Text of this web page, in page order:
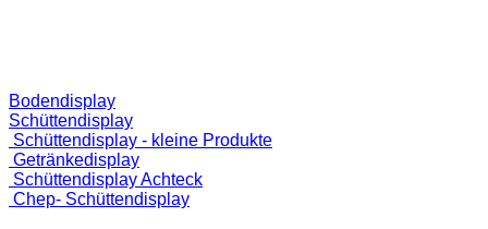
Bodendisplay
Schüttendisplay
Schüttendisplay - kleine Produkte
Getränkedisplay
Schüttendisplay Achteck
Chep- Schüttendisplay